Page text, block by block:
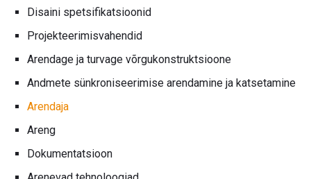
Disaini spetsifikatsioonid
Projekteerimisvahendid
Arendage ja turvage võrgukonstruktsioone
Andmete sünkroniseerimise arendamine ja katsetamine
Arendaja
Areng
Dokumentatsioon